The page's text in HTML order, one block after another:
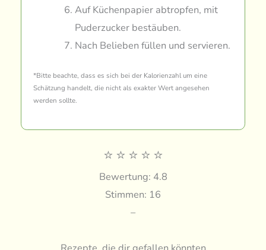
Auf Küchenpapier abtropfen, mit
Puderzucker bestäuben.
Nach Belieben füllen und servieren.
*Bitte beachte, dass es sich bei der Kalorienzahl um eine
Schätzung handelt, die nicht als exakter Wert angesehen
werden sollte.
⭐ ⭐ ⭐ ⭐ ⭐
Bewertung: 4.8
Stimmen: 16
–